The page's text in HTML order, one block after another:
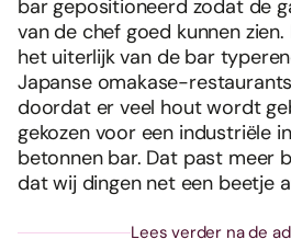
bar gepositioneerd zodat de
van de chef goed kunnen
het uiterlijk van de bar
Japanse omakase-
doordat er veel hout wordt
gekozen voor een industriële
betonnen bar. Dat past meer
dat wij dingen net een beetje
Lees verder na de